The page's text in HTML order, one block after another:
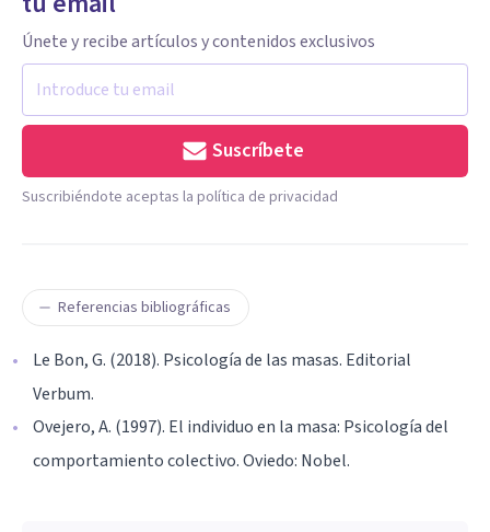
Únete y recibe artículos y contenidos exclusivos
Suscríbete
Suscribiéndote aceptas la política de privacidad
Referencias bibliográficas
Le Bon, G. (2018). Psicología de las masas. Editorial
Verbum.
Ovejero, A. (1997). El individuo en la masa: Psicología del
comportamiento colectivo. Oviedo: Nobel.